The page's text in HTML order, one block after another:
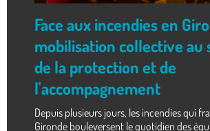
Face aux incendies en
mobilisation collective au
de la protection et de
l'accompagnement
Depuis plusieurs jours, les incendies qui
Gironde bouleversent le quotidien des